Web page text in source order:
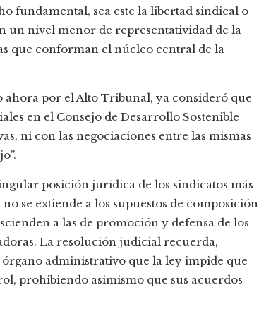
fundamental, sea este la libertad sindical o
un nivel menor de representatividad de la
que conforman el núcleo central de la
ahora por el Alto Tribunal, ya consideró que
en el Consejo de Desarrollo Sostenible
ni con las negociaciones entre las mismas
posición jurídica de los sindicatos más
se extiende a los supuestos de composición
a las de promoción y defensa de los
La resolución judicial recuerda,
órgano administrativo que la ley impide que
prohibiendo asimismo que sus acuerdos